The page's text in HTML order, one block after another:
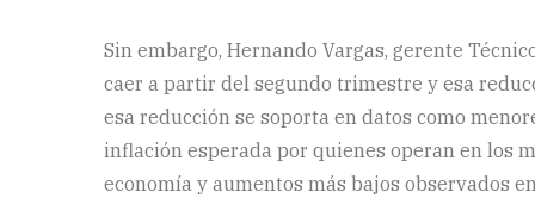
Sin embargo, Hernando Vargas, gerente
caer a partir del segundo trimestre y esa
esa reducción se soporta en datos como
inflación esperada por quienes operan en los
economía y aumentos más bajos observados